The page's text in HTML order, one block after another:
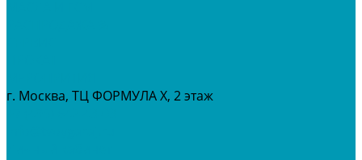
г. Москва, ТЦ ФОРМУЛА Х, 2 этаж